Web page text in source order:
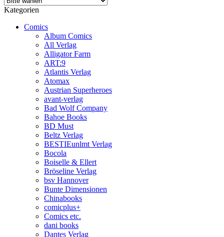
Kategorien
Comics
Album Comics
All Verlag
Alligator Farm
ART:9
Atlantis Verlag
Atomax
Austrian Superheroes
avant-verlag
Bad Wolf Company
Bahoe Books
BD Must
Beltz Verlag
BESTIEunlmt Verlag
Bocola
Boiselle & Ellert
Bröseline Verlag
bsv Hannover
Bunte Dimensionen
Chinabooks
comicplus+
Comics etc.
dani books
Dantes Verlag